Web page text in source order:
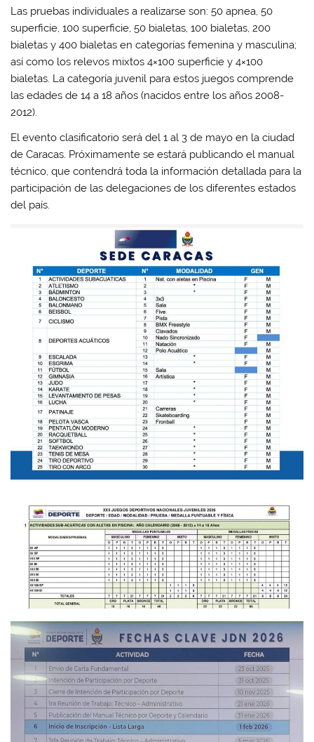
Las pruebas individuales a realizarse son: 50 apnea, 50
superficie, 100 superficie, 50 bialetas, 100 bialetas, 200
bialetas y 400 bialetas en categorías femenina y masculina;
así como los relevos mixtos 4×100 superficie y 4×100
bialetas. La categoría juvenil para estos juegos comprende
las edades de 14 a 18 años (nacidos entre los años 2008-
2012).
El evento clasificatorio será del 1 al 3 de mayo en la ciudad
de Caracas. Próximamente se estará publicando el manual
técnico, que contendrá toda la información detallada para la
participación de las delegaciones de los diferentes estados
del país.